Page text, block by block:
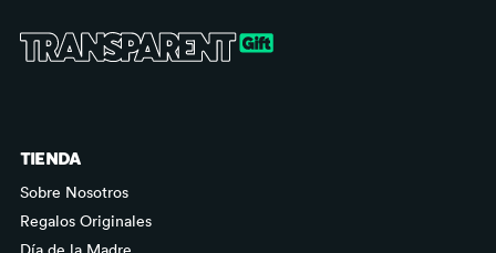
TIENDA
Sobre Nosotros
Regalos Originales